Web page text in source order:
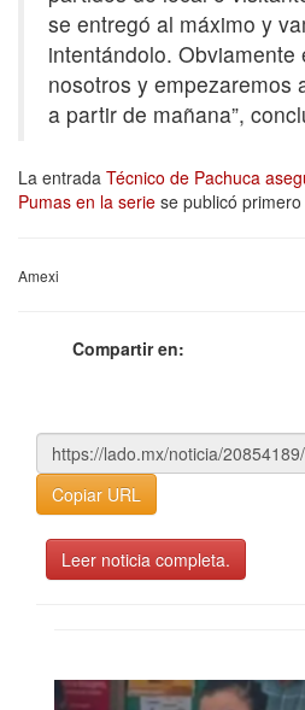
se entregó al máximo y
intentándolo.
nosotros y empezaremos
a partir de mañana”,
La entrada Técnico de Pachuca
Pumas en la serie se publicó primero
Amexi
Compartir en:
Copiar URL
Leer noticia completa.